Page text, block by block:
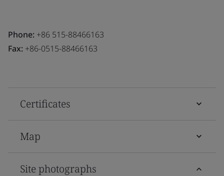
Phone: +86 515-88466163
Fax: +86-0515-88466163
Certificates
Map
Site photographs